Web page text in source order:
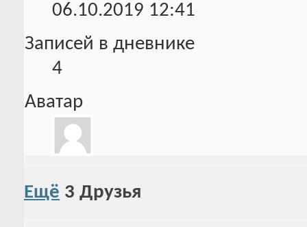
06.10.2019 12:41
Записей в дневнике
4
Аватар
Ещё 3 Друзья